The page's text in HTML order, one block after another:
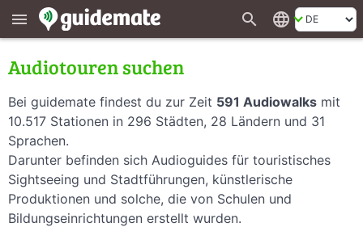
menu search language
Audiotouren suchen
Bei guidemate findest du zur Zeit 591 Audiowalks mit
10.517 Stationen in 296 Städten, 28 Ländern und 31
Sprachen.
Darunter befinden sich Audioguides für touristisches
Sightseeing und Stadtführungen, künstlerische
Produktionen und solche, die von Schulen und
Bildungseinrichtungen erstellt wurden.